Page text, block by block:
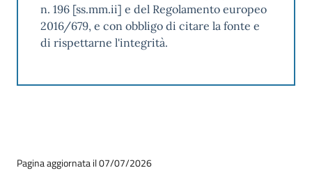
n. 196 [ss.mm.ii] e del Regolamento europeo
2016/679, e con obbligo di citare la fonte e
di rispettarne l'integrità.
Pagina aggiornata il 07/07/2026